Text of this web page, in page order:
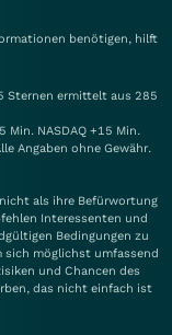
benötigen, hilft
Sternen ermittelt aus 285
Min. NASDAQ +15 Min.
Angaben ohne Gewähr.
als ihre Befürwortung
Interessenten und
Bedingungen zu
sich möglichst umfassend
und Chancen des
das nicht einfach ist